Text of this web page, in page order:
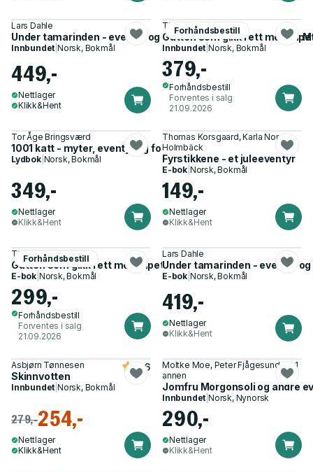
Lars Dahle
Under tamarinden - eventyr og legender fra det førkoloniale
Innbundet |Norsk, Bokmål
449,-
Nettlager
Klikk&Hent
Forhåndsbestill
Thomas Korsgaard
Gutten som gikk i ett med
Innbundet |Norsk, Bokmål
379,-
Forhåndsbestill
Forventes i salg
21.09.2026
Tor Åge Bringsværd
1001 katt - myter, eventyr og folketro
Lydbok| Norsk, Bokmål
349,-
Nettlager
Klikk&Hent
Thomas Korsgaard, Karla Nor
Holmbäck
Fyrstikkene - et juleeventyr
E-bok Norsk, Bokmål
149,-
Nettlager
Klikk&Hent
Forhåndsbestill
Thomas Korsgaard
Gutten som gikk i ett med tapetet
E-bok Norsk, Bokmål
299,-
Forhåndsbestill
Forventes i salg
21.09.2026
Lars Dahle
Under tamarinden - eventyr
E-bok Norsk, Bokmål
419,-
Nettlager
Klikk&Hent
Asbjørn Tønnesen
Skinnvotten
4.6
Innbundet |Norsk, Bokmål
279,-254,-
Nettlager
Klikk&Hent
Moltke Moe, Peter Fjågesund og 1
annen
Jomfru Morgonsoli og andre
Innbundet |Norsk, Nynorsk
290,-
Nettlager
Klikk&Hent